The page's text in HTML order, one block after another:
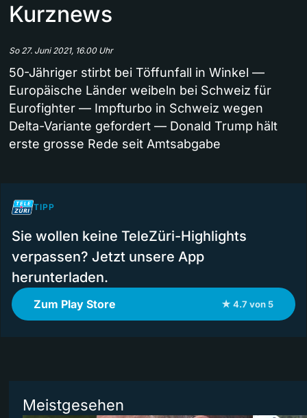
Kurznews
So 27. Juni 2021, 16.00 Uhr
50-Jähriger stirbt bei Töffunfall in Winkel —
Europäische Länder weibeln bei Schweiz für
Eurofighter — Impfturbo in Schweiz wegen
Delta-Variante gefordert — Donald Trump hält
erste grosse Rede seit Amtsabgabe
TIPP
Sie wollen keine TeleZüri-Highlights
verpassen? Jetzt unsere App
herunterladen.
Zum Play Store ★ 4.7 von 5
Meistgesehen